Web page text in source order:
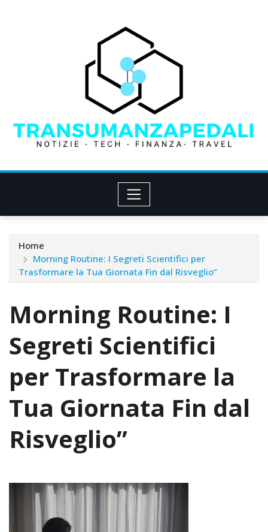
Home
Morning Routine: I Segreti Scientifici per
Trasformare la Tua Giornata Fin dal Risveglio”
Morning Routine: I
Segreti Scientifici
per Trasformare la
Tua Giornata Fin dal
Risveglio”